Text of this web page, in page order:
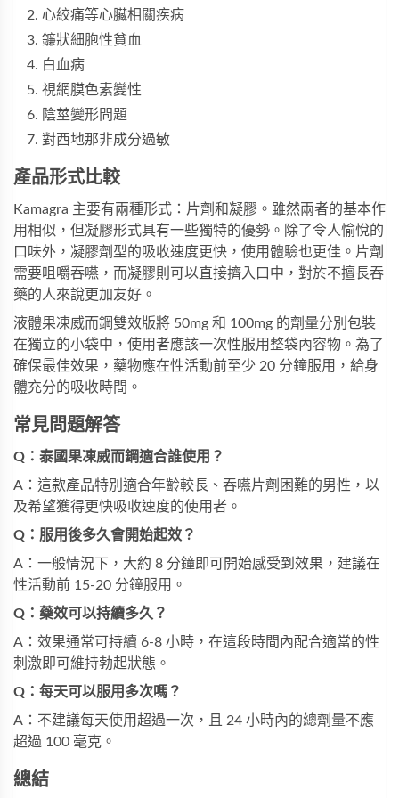
心絞痛等心臟相關疾病
鐮狀細胞性貧血
白血病
視網膜色素變性
陰莖變形問題
對西地那非成分過敏
產品形式比較
Kamagra 主要有兩種形式：片劑和凝膠。雖然兩者的基本作
用相似，但凝膠形式具有一些獨特的優勢。除了令人愉悅的
口味外，凝膠劑型的吸收速度更快，使用體驗也更佳。片劑
需要咀嚼吞嚥，而凝膠則可以直接擠入口中，對於不擅長吞
藥的人來說更加友好。
液體果凍威而鋼雙效版將 50mg 和 100mg 的劑量分別包裝
在獨立的小袋中，使用者應該一次性服用整袋內容物。為了
確保最佳效果，藥物應在性活動前至少 20 分鐘服用，給身
體充分的吸收時間。
常見問題解答
Q：泰國果凍威而鋼適合誰使用？
A：這款產品特別適合年齡較長、吞嚥片劑困難的男性，以
及希望獲得更快吸收速度的使用者。
Q：服用後多久會開始起效？
A：一般情況下，大約 8 分鐘即可開始感受到效果，建議在
性活動前 15-20 分鐘服用。
Q：藥效可以持續多久？
A：效果通常可持續 6-8 小時，在這段時間內配合適當的性
刺激即可維持勃起狀態。
Q：每天可以服用多次嗎？
A：不建議每天使用超過一次，且 24 小時內的總劑量不應
超過 100 毫克。
總結